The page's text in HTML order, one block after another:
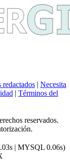
| Necesita
| Términos del
reservados.
| MYSQL 0.06s)